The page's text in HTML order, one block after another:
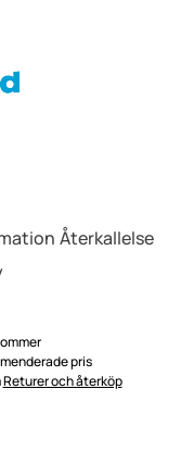
Återkallelse
pris
Returer och återköp